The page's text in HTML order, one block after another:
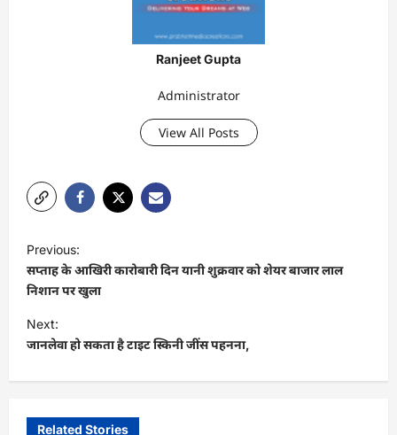
Ranjeet Gupta
Administrator
View All Posts
P
o
s
t
n
a
Previous:
सप्ताह के आखिरी कारोबारी दिन यानी शुक्रवार को शेयर बाजार लाल
निशान पर खुला
Next:
जानलेवा हो सकता है टाइट स्किनी जींस पहनना,
Related Stories